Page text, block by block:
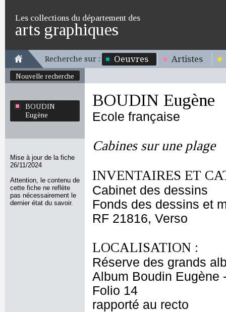
Les collections du département des
arts graphiques
Recherche sur : Oeuvres Artistes
Nouvelle recherche
BOUDIN
Eugène
Mise à jour de la fiche
26/11/2024
Attention, le contenu de
cette fiche ne reflète
pas nécessairement le
dernier état du savoir.
BOUDIN Eugène
Ecole française
Cabines sur une plage
INVENTAIRES ET
Cabinet des dessins
Fonds des dessins et
RF 21816, Verso
LOCALISATION :
Réserve des grands
Album Boudin Eugène
Folio 14
rapporté au recto